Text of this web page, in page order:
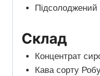
Підсолоджений
Склад
Концентрат
Кава сорту